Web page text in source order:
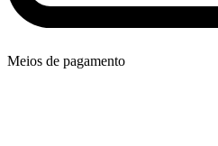
Meios de pagamento